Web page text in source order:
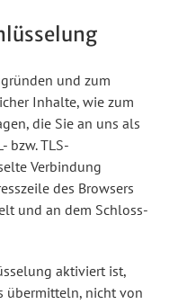
und zum
Inhalte, wie zum
die Sie an uns als
bzw. TLS-
Verbindung
des Browsers
und an dem Schloss-
aktiviert ist,
übermitteln, nicht von